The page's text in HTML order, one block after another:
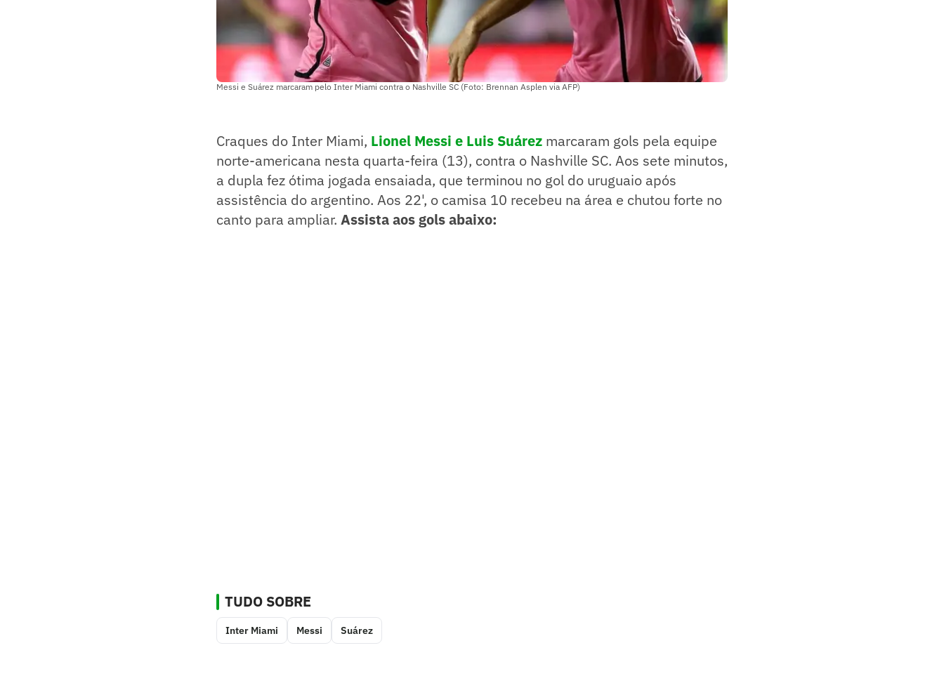
Messi e Suárez marcaram pelo Inter Miami contra o Nashville SC (Foto: Brennan Asplen via AFP)
Craques do Inter Miami, Lionel Messi e Luis Suárez marcaram gols pela equipe
norte-americana nesta quarta-feira (13), contra o Nashville SC. Aos sete minutos,
a dupla fez ótima jogada ensaiada, que terminou no gol do uruguaio após
assistência do argentino. Aos 22', o camisa 10 recebeu na área e chutou forte no
canto para ampliar. Assista aos gols abaixo:
TUDO SOBRE
Inter Miami Messi Suárez